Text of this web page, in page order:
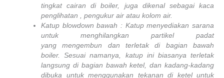
tingkat cairan di boiler, juga dikenal sebagai kaca
penglihatan , pengukur air atau kolom air.
Katup blowdown bawah : Katup menyediakan sarana
untuk menghilangkan partikel padat
yang mengembun dan terletak di bagian bawah
boiler. Sesuai namanya, katup ini biasanya terletak
langsung di bagian bawah ketel, dan kadang-kadang
dibuka untuk menggunakan tekanan di ketel untuk